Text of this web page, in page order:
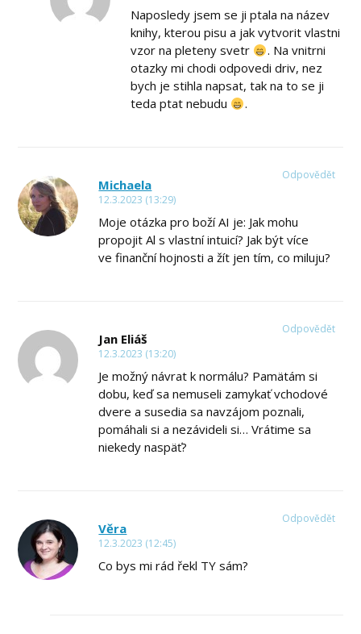
Naposledy jsem se ji ptala na název
knihy, kterou pisu a jak vytvorit vlastni
vzor na pleteny svetr
. Na vnitrni
otazky mi chodi odpovedi driv, nez
bych je stihla napsat, tak na to se ji
teda ptat nebudu
.
Michaela
12.3.2023 (13:29)
Moje otázka pro boží AI je: Jak mohu
propojit Al s vlastní intuicí? Jak být více
ve finanční hojnosti a žít jen tím, co miluju?
Odpovědět
Jan Eliáš
12.3.2023 (13:20)
Je možný návrat k normálu? Pamätám si
dobu, keď sa nemuseli zamykať vchodové
dvere a susedia sa navzájom poznali,
pomáhali si a nezávideli si… Vrátime sa
niekedy naspäť?
Odpovědět
Věra
12.3.2023 (12:45)
Co bys mi rád řekl TY sám?
Odpovědět